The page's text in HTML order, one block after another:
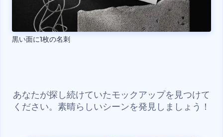
黒い面に1枚の名刺
あなたが探し続けていたモックアップを見つけて
ください。素晴らしいシーンを発見しましょう！